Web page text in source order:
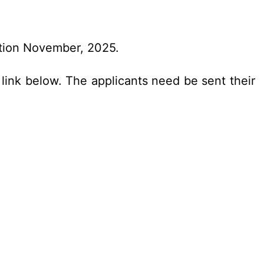
November, 2025.
below. The applicants need be sent their